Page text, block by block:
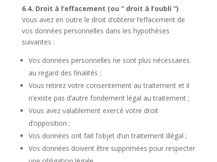
6.4. Droit à l’effacement (ou ” droit à l’oubli “)
Vous avez en outre le droit d’obtenir l’effacement de
vos données personnelles dans les hypothèses
suivantes :
Vos données personnelles ne sont plus nécessaires
au regard des finalités ;
Vous retirez votre consentement au traitement et il
n’existe pas d’autre fondement légal au traitement ;
Vous avez valablement exercé votre droit
d’opposition ;
Vos données ont fait l’objet d’un traitement illégal ;
Vos données doivent être supprimées pour respecter